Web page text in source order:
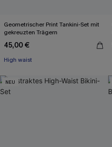
Geometrischer Print Tankini-Set mit
gekreuzten Trägern
45,00 €
High waist
NEU